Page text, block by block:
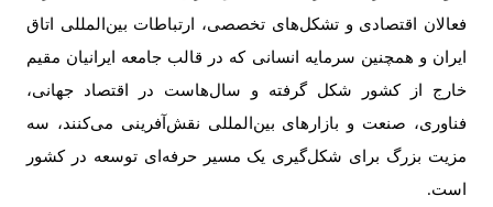
فعالان اقتصادی و تشکل‌های تخصصی، ارتباطات بین‌المللی اتاق
ایران و همچنین سرمایه انسانی که در قالب جامعه ایرانیان مقیم
خارج از کشور شکل گرفته و سال‌هاست در اقتصاد جهانی،
فناوری، صنعت و بازارهای بین‌المللی نقش‌آفرینی می‌کنند، سه
مزیت بزرگ برای شکل‌گیری یک مسیر حرفه‌ای توسعه در کشور
است.